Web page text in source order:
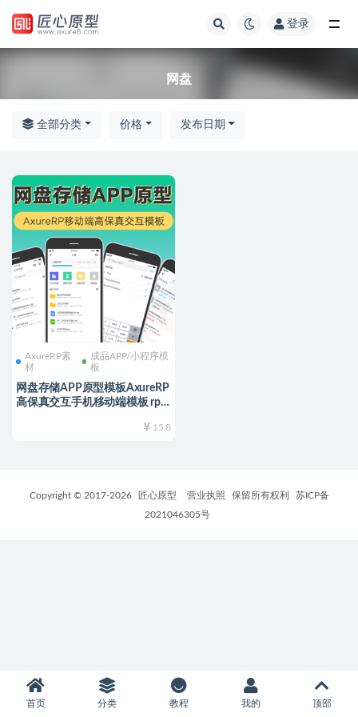
登录
网盘
全部分类 价格 发布日期
AxureRP素
材
成品APP/小程序模
板
网盘存储APP原型模板AxureRP
高保真交互手机移动端模板 rp
15.8
Copyright © 2017-2026 匠心原型 营业执照 保留所有权利
苏ICP备
2021046305号
首页 分类 教程 我的 顶部